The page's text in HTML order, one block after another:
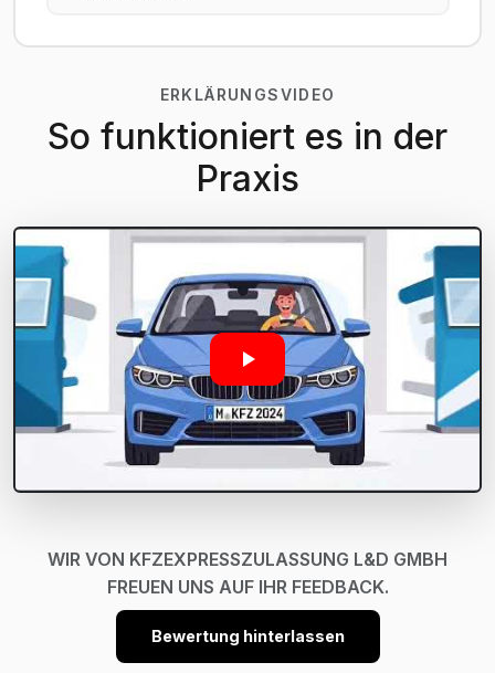
ERKLÄRUNGSVIDEO
So funktioniert es in der
Praxis
WIR VON KFZEXPRESSZULASSUNG L&D GMBH
FREUEN UNS AUF IHR FEEDBACK.
Bewertung hinterlassen